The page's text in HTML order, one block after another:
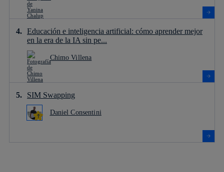
Educación e inteligencia artificial: cómo aprender mejor
en la era de la IA sin pe...
Chimo Villena
SIM Swapping
Daniel Consentini